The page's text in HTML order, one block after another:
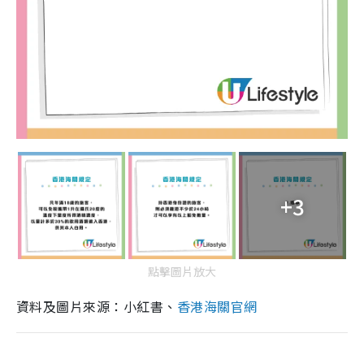
+3
點擊圖片放大
資料及圖片來源：小紅書、 香港海關官網